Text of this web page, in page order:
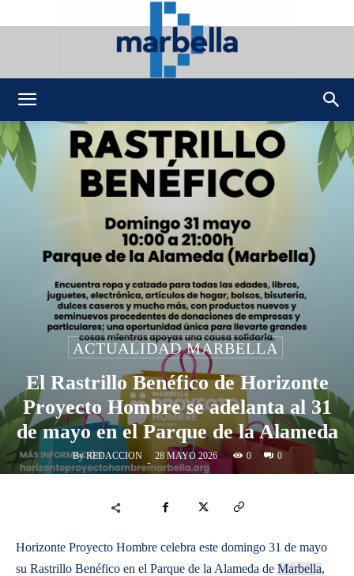
ACTUALIDAD MARBELLA
El Rastrillo Benéfico de Horizonte
Proyecto Hombre se adelanta al 31
de mayo en el Parque de la Alameda
By REDACCION - 28 MAYO 2026 0 0
Horizonte Proyecto Hombre celebra este domingo 31 de mayo
su Rastrillo Benéfico en el Parque de la Alameda de Marbella,